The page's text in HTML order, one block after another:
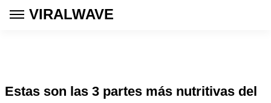
VIRALWAVE
Estas son las 3 partes más nutritivas del